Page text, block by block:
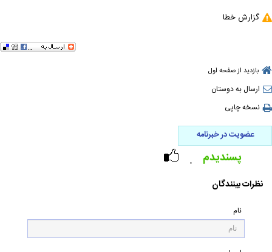
گزارش خطا
بازدید از صفحه اول
ارسال به دوستان
نسخه چاپی
عضویت در خبرنامه
۰ پسندیدم
نظرات بینندگان
نام